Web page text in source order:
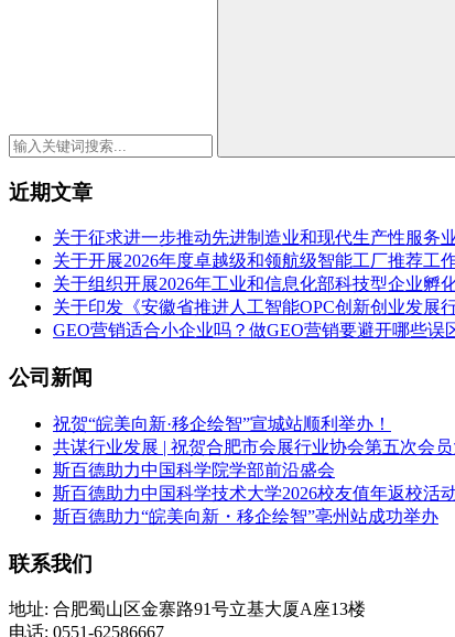
近期文章
关于征求进一步推动先进制造业和现代生产性服务
关于开展2026年度卓越级和领航级智能工厂推荐工
关于组织开展2026年工业和信息化部科技型企业孵
关于印发《安徽省推进人工智能OPC创新创业发展
GEO营销适合小企业吗？做GEO营销要避开哪些误
公司新闻
祝贺“皖美向新·移企绘智”宣城站顺利举办！
共谋行业发展 | 祝贺合肥市会展行业协会第五次会
斯百德助力中国科学院学部前沿盛会
斯百德助力中国科学技术大学2026校友值年返校活
斯百德助力“皖美向新・移企绘智”亳州站成功举办
联系我们
地址: 合肥蜀山区金寨路91号立基大厦A座13楼
电话: 0551-62586667